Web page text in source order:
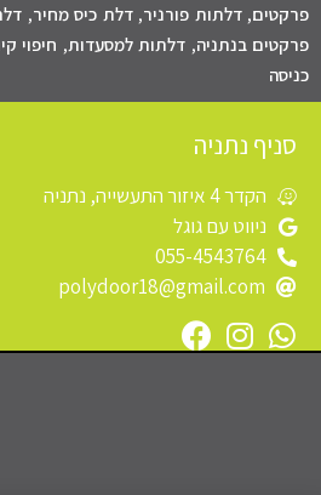
פרקטים,דלתות פורניר,דלת כיס מחיר,
פרקטים בנתניה, דלתות למסעדות, חיפוי
כניסה
סניף נתניה
הקדר 4 איזור התעשייה, נתניה
ניווט עם גוגל
055-4543764
polydoor18@gmail.com